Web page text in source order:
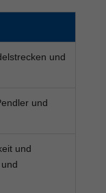
und
und
und